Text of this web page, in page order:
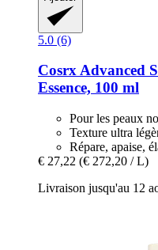
5.0 (6)
CosrxAdvanced
Essence, 100 ml
Pour les peaux
Texture ultra
Répare, apaise,
€ 27,22 (€ 272,20 / L)
Livraison jusqu'au 12